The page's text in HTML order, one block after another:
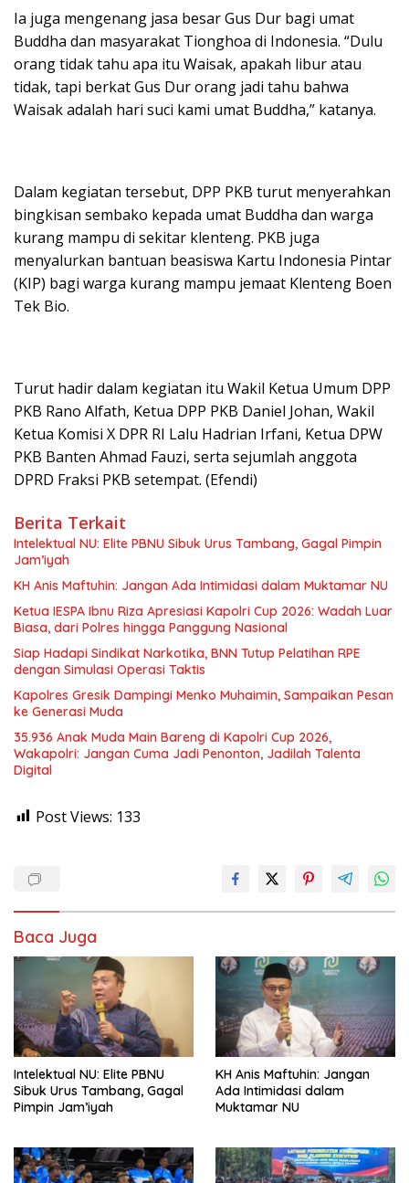
Ia juga mengenang jasa besar Gus Dur bagi umat
Buddha dan masyarakat Tionghoa di Indonesia. “Dulu
orang tidak tahu apa itu Waisak, apakah libur atau
tidak, tapi berkat Gus Dur orang jadi tahu bahwa
Waisak adalah hari suci kami umat Buddha,” katanya.
Dalam kegiatan tersebut, DPP PKB turut menyerahkan
bingkisan sembako kepada umat Buddha dan warga
kurang mampu di sekitar klenteng. PKB juga
menyalurkan bantuan beasiswa Kartu Indonesia Pintar
(KIP) bagi warga kurang mampu jemaat Klenteng Boen
Tek Bio.
Turut hadir dalam kegiatan itu Wakil Ketua Umum DPP
PKB Rano Alfath, Ketua DPP PKB Daniel Johan, Wakil
Ketua Komisi X DPR RI Lalu Hadrian Irfani, Ketua DPW
PKB Banten Ahmad Fauzi, serta sejumlah anggota
DPRD Fraksi PKB setempat. (Efendi)
Berita Terkait
Intelektual NU: Elite PBNU Sibuk Urus Tambang, Gagal Pimpin
Jam’iyah
KH Anis Maftuhin: Jangan Ada Intimidasi dalam Muktamar NU
Ketua IESPA Ibnu Riza Apresiasi Kapolri Cup 2026: Wadah Luar
Biasa, dari Polres hingga Panggung Nasional
Siap Hadapi Sindikat Narkotika, BNN Tutup Pelatihan RPE
dengan Simulasi Operasi Taktis
Kapolres Gresik Dampingi Menko Muhaimin, Sampaikan Pesan
ke Generasi Muda
35.936 Anak Muda Main Bareng di Kapolri Cup 2026,
Wakapolri: Jangan Cuma Jadi Penonton, Jadilah Talenta
Digital
Post Views: 133
Baca Juga
Intelektual NU: Elite PBNU
Sibuk Urus Tambang, Gagal
Pimpin Jam’iyah
KH Anis Maftuhin: Jangan
Ada Intimidasi dalam
Muktamar NU